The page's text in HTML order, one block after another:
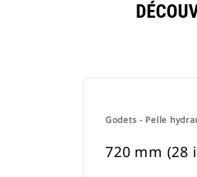
Godets - Pelle
720 mm (28